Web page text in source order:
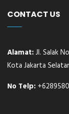
CONTACT US
Alamat:Jl. Salak
Kota Jakarta
No Telp: